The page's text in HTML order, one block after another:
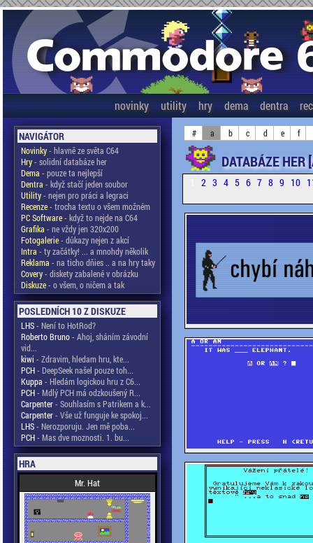
novinky utility hry dema dentra
NAVIGÁTOR
Novinky- hlavně ze světa C64
Hry- solidní databáze her
Dema - pouze ta nejlepší
Dentra - když stačí jeden soubor
Utility- nejen pro práci a legraci
Recenze- trocha textu o všem možném
PC Software- když to nejde na C64
Grafika - ne vždy jen 320x200
Fotogalerie- důkazy nejen z akcí
Intra - ty začátky! ... a mnohdy několik
Reklama - na ticho dňies .. a na hry taky
Covery- diskety zabalené v obrázku
Diskuze- o všem, o ničem a tak
POSLEDNÍCH 10 Z DISKUZE
LHS- Není to HotRod?
Roberto Bruno- Ahoj, sháním závodní
vid...
kiwi - Zdravim, hledam hru, kte...
PCH- DeepSeek našel pouze toh...
Kuppa - Hledám logickou hru z C6...
PCH- Mdlý PCH má odzkoušený R...
Carpenter- Souhlasím s Patrikem a k...
Carpenter- Vše už funguje ke spokoj...
LHS- Nerozporuju. Jen mě poba...
PCH- Mas dve moznosti. 1. bu...
HRA
Mr. Hat
# a b c d e f
DATABÁZE
2 3 4 5 6 7 8 9 10